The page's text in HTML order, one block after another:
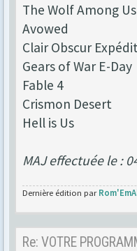
The Wolf Among
Avowed
Clair Obscur
Gears of War E-Day
Fable 4
Crismon Desert
Hell is Us
MAJ effectuée le :
Dernière édition par
Re: VOTRE